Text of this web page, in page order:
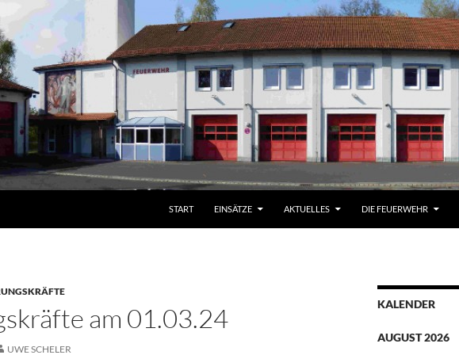
START EINSÄTZE AKTUELLES DIE FEUERWEHR
am 01.03.24
UWE SCHELER
KALENDER
AUGUST 2026